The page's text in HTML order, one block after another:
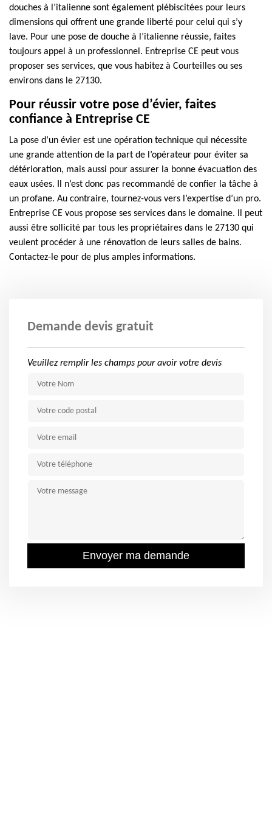
douches à l’italienne sont également plébiscitées pour leurs
dimensions qui offrent une grande liberté pour celui qui s’y
lave. Pour une pose de douche à l’italienne réussie, faites
toujours appel à un professionnel. Entreprise CE peut vous
proposer ses services, que vous habitez à Courteilles ou ses
environs dans le 27130.
Pour réussir votre pose d’évier, faites
confiance à Entreprise CE
La pose d’un évier est une opération technique qui nécessite
une grande attention de la part de l’opérateur pour éviter sa
détérioration, mais aussi pour assurer la bonne évacuation des
eaux usées. Il n’est donc pas recommandé de confier la tâche à
un profane. Au contraire, tournez-vous vers l’expertise d’un pro.
Entreprise CE vous propose ses services dans le domaine. Il peut
aussi être sollicité par tous les propriétaires dans le 27130 qui
veulent procéder à une rénovation de leurs salles de bains.
Contactez-le pour de plus amples informations.
Demande devis gratuit
Veuillez remplir les champs pour avoir votre devis